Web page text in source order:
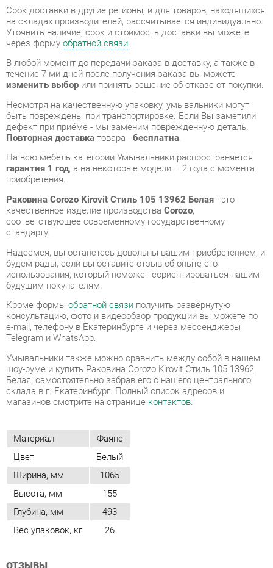
В любой момент до передачи заказа в доставку, а также в
течение 7-ми дней после получения заказа вы можете
изменить выборили принять решение об отказе от покупки.
Несмотря на качественную упаковку, умывальники могут
быть повреждены при транспортировке. Если Вы заметили
дефект при приёме - мы заменим поврежденную деталь.
Повторная доставкатовара -бесплатна.
гарантия 1 год, а на некоторые модели – 2 года с момента
приобретения.
Раковина Corozo Kirovit Стиль 105 13962 Белая
соответствующее современному государственному
стандарту.
Надеемся, вы останетесь довольны вашим приобретением, и
будем рады, если вы оставите отзыв об опыте его
использования, который поможет сориентироваться нашим
будущим покупателям.
Кроме формы
консультацию, фото и видеообзор продукции вы можете по
e-mail, телефону в Екатеринбурге и через мессенджеры
Telegram и WhatsApp.
Умывальники также можно сравнить между собой в нашем
шоу-руме и купить Раковина Corozo Kirovit Стиль 105 13962
Белая, самостоятельно забрав его с нашего центрального
склада в г. Екатеринбург. Полный список адресов и
магазинов смотрите на страницеконтактов.
Материал
Фаянс
Цвет
Белый
Ширина, мм
1065
Глубина, мм
493
Вес упаковок, кг 26
ОТЗЫВЫ
Пока нет отзывов, поделитесь первым своим мнением.
ДОБАВИТЬ ОТЗЫВ